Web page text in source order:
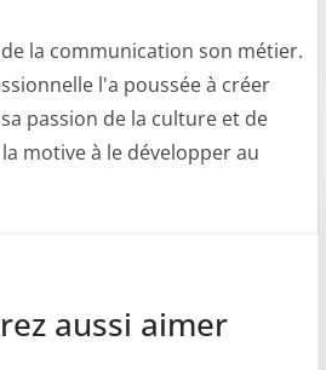
la communication son métier.
l'a poussée à créer
passion de la culture et de
motive à le développer au
aussi aimer